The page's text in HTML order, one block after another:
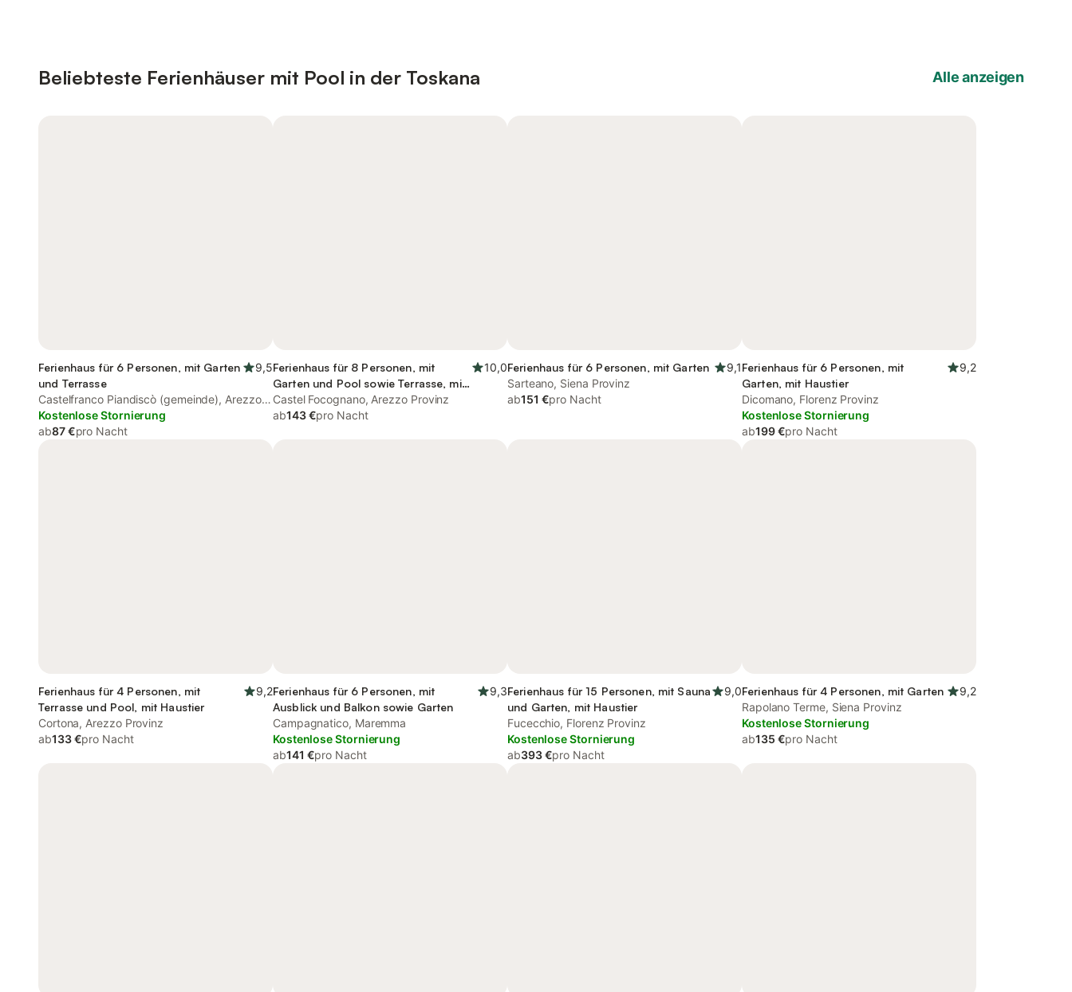
Beliebteste Ferienhäuser mit Pool in der Toskana Alle anzeigen
Ferienhaus für 6 Personen, mit Garten
und Terrasse
9,5
Castelfranco Piandiscò (gemeinde), Arezzo
Provinz
Kostenlose Stornierung
ab87 €pro Nacht
Ferienhaus für 8 Personen, mit
Garten und Pool sowie Terrasse, mit
Haustier
10,0
Castel Focognano, Arezzo Provinz
ab143 €pro Nacht
Ferienhaus für 6 Personen, mit Garten
9,1
Sarteano, Siena Provinz
ab151 €pro Nacht
Ferienhaus für 6 Personen, mit
Garten, mit Haustier
9,2
Dicomano, Florenz Provinz
Kostenlose Stornierung
ab199 €pro Nacht
Ferienhaus für 4 Personen, mit
Terrasse und Pool, mit Haustier
9,2
Cortona, Arezzo Provinz
ab133 €pro Nacht
Ferienhaus für 6 Personen, mit
Ausblick und Balkon sowie Garten
9,3
Campagnatico, Maremma
Kostenlose Stornierung
ab141 €pro Nacht
Ferienhaus für 15 Personen, mit Sauna
und Garten, mit Haustier
9,0
Fucecchio, Florenz Provinz
Kostenlose Stornierung
ab393 €pro Nacht
Ferienhaus für 4 Personen, mit Garten
9,2
Rapolano Terme, Siena Provinz
Kostenlose Stornierung
ab135 €pro Nacht